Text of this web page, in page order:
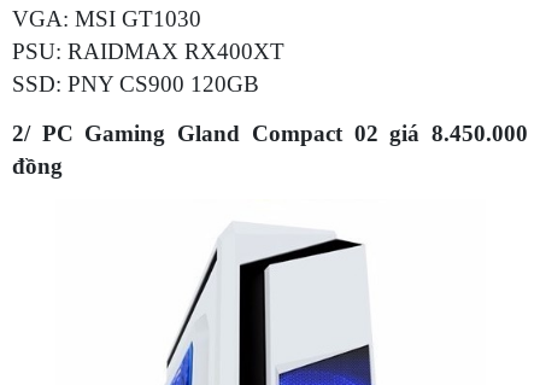
VGA: MSI GT1030
PSU: RAIDMAX RX400XT
SSD: PNY CS900 120GB
2/ PC Gaming Gland Compact 02 giá 8.450.000
đồng